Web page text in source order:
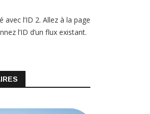
avec l’ID 2. Allez à la page
l’ID d’un flux existant.